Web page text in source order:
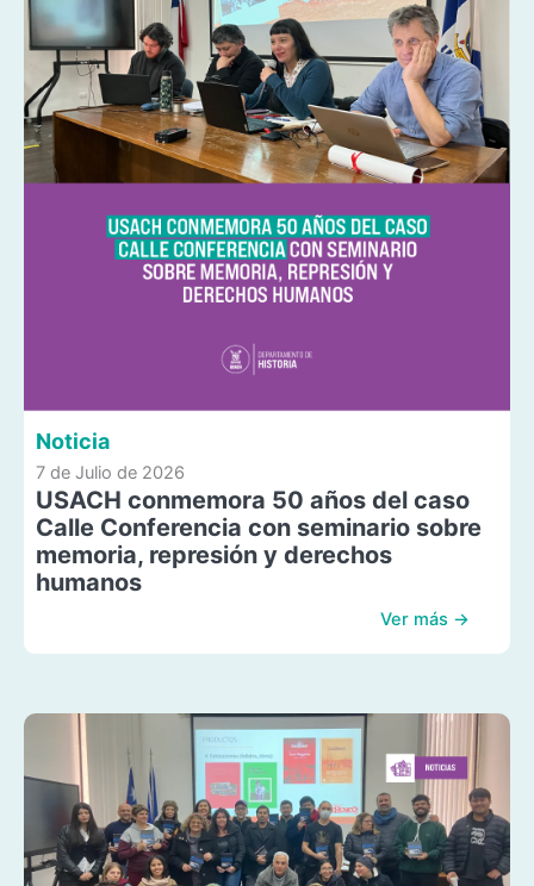
Noticia
7 de Julio de 2026
USACH conmemora 50 años del caso
Calle Conferencia con seminario sobre
memoria, represión y derechos
humanos
Ver más →